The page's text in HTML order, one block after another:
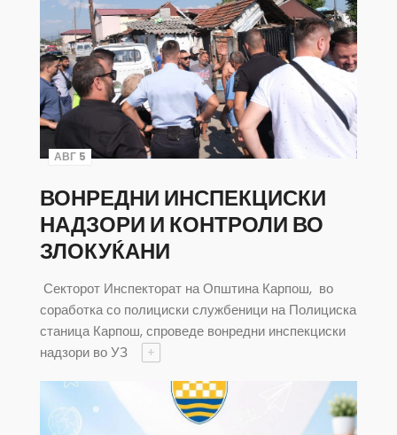
АВГ 5
ВОНРЕДНИ ИНСПЕКЦИСКИ
НАДЗОРИ И КОНТРОЛИ ВО
ЗЛОКУЌАНИ
Секторот Инспекторат на Општина Карпош, во
соработка со полициски службеници на Полициска
станица Карпош, спроведе вонредни инспекциски
надзори во УЗ
+